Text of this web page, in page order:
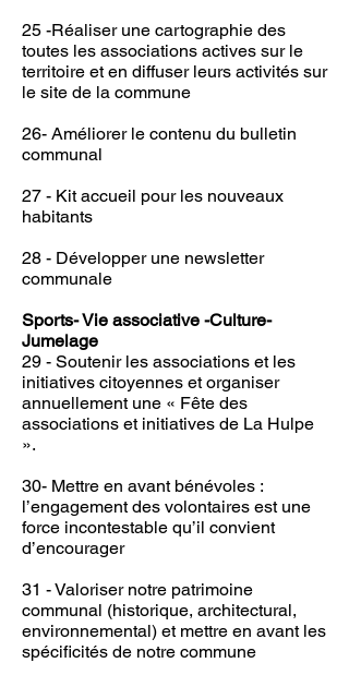
25 -Réaliser une cartographie des
toutes les associations actives sur le
territoire et en diffuser leurs activités sur
le site de la commune
26- Améliorer le contenu du bulletin
communal
27 - Kit accueil pour les nouveaux
habitants
28 - Développer une newsletter
communale
Sports- Vie associative -Culture-
Jumelage
29 - Soutenir les associations et les
initiatives citoyennes et organiser
annuellement une « Fête des
associations et initiatives de La Hulpe
».
30- Mettre en avant bénévoles :
l’engagement des volontaires est une
force incontestable qu’il convient
d’encourager
31 - Valoriser notre patrimoine
communal (historique, architectural,
environnemental) et mettre en avant les
spécificités de notre commune